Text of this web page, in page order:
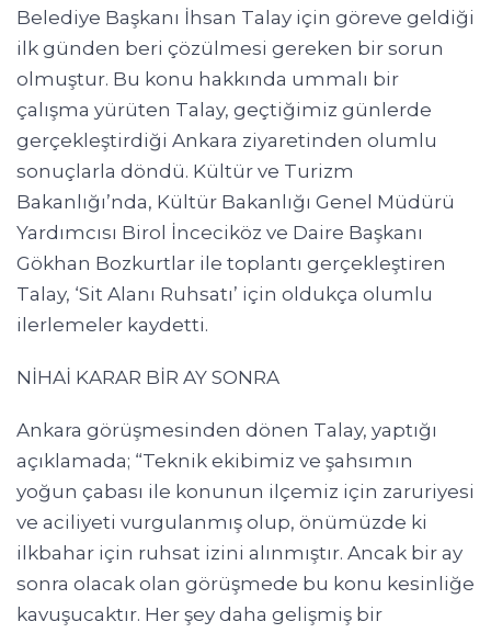
Belediye Başkanı İhsan Talay için göreve geldiği
ilk günden beri çözülmesi gereken bir sorun
olmuştur. Bu konu hakkında ummalı bir
çalışma yürüten Talay, geçtiğimiz günlerde
gerçekleştirdiği Ankara ziyaretinden olumlu
sonuçlarla döndü. Kültür ve Turizm
Bakanlığı’nda, Kültür Bakanlığı Genel Müdürü
Yardımcısı Birol İnceciköz ve Daire Başkanı
Gökhan Bozkurtlar ile toplantı gerçekleştiren
Talay, ‘Sit Alanı Ruhsatı’ için oldukça olumlu
ilerlemeler kaydetti.
NİHAİ KARAR BİR AY SONRA
Ankara görüşmesinden dönen Talay, yaptığı
açıklamada; “Teknik ekibimiz ve şahsımın
yoğun çabası ile konunun ilçemiz için zaruriyesi
ve aciliyeti vurgulanmış olup, önümüzde ki
ilkbahar için ruhsat izini alınmıştır. Ancak bir ay
sonra olacak olan görüşmede bu konu kesinliğe
kavuşucaktır. Her şey daha gelişmiş bir